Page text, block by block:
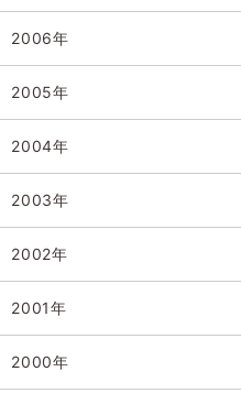
2006年
2005年
2004年
2003年
2002年
2001年
2000年